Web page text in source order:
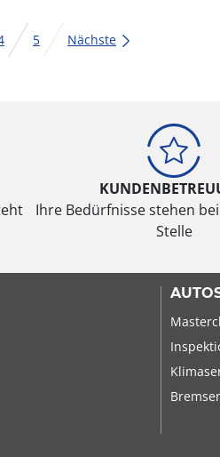
5 Nächste
Ihre Bedürfnisse stehen
Stelle